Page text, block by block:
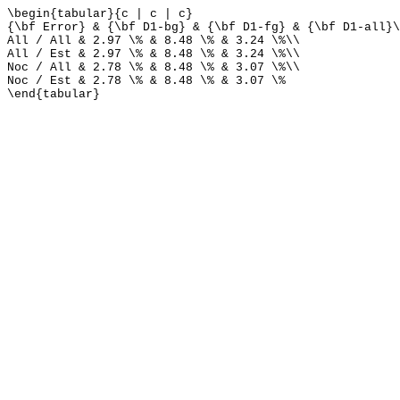
\begin{tabular}{c | c | c}
{\bf Error} & {\bf D1-bg} & {\bf D1-fg} & {\bf D1-
All / All & 2.97 \% & 8.48 \% & 3.24 \%\\
All / Est & 2.97 \% & 8.48 \% & 3.24 \%\\
Noc / All & 2.78 \% & 8.48 \% & 3.07 \%\\
Noc / Est & 2.78 \% & 8.48 \% & 3.07 \%
\end{tabular}